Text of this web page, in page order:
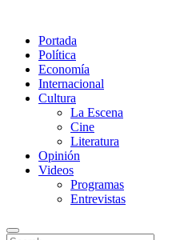
Portada
Política
Economía
Internacional
Cultura
La Escena
Cine
Literatura
Opinión
Videos
Programas
Entrevistas